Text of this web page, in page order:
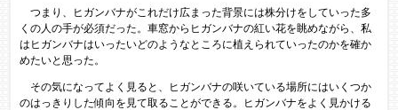
つまり、ヒガンバナがこれだけ広まった背景には株分けをしていった多
くの人の手が必須だった。車窓からヒガンバナの紅い花を眺めながら、私
はヒガンバナはいったいどのようなところに植えられていったのかを確か
めたいと思った。
その気になってよく見ると、ヒガンバナの咲いている場所にはいくつか
のはっきりした傾向を見て取ることができる。ヒガンバナをよく見かける